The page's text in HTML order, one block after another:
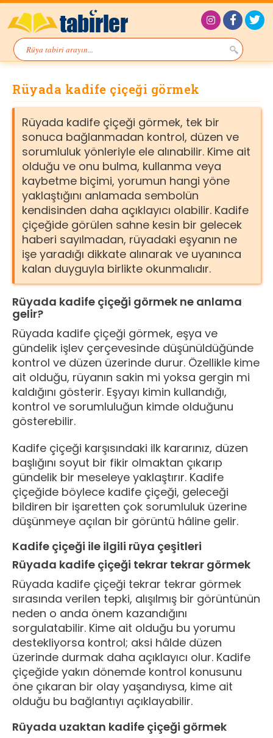
Rüyada kadife çiçeği görmek
Rüyada kadife çiçeği görmek, tek bir
sonuca bağlanmadan kontrol, düzen ve
sorumluluk yönleriyle ele alınabilir. Kime ait
olduğu ve onu bulma, kullanma veya
kaybetme biçimi, yorumun hangi yöne
yaklaştığını anlamada sembolün
kendisinden daha açıklayıcı olabilir. Kadife
çiçeğide görülen sahne kesin bir gelecek
haberi sayılmadan, rüyadaki eşyanın ne
işe yaradığı dikkate alınarak ve uyanınca
kalan duyguyla birlikte okunmalıdır.
Rüyada kadife çiçeği görmek ne anlama
gelir?
Rüyada kadife çiçeği görmek, eşya ve
gündelik işlev çerçevesinde düşünüldüğünde
kontrol ve düzen üzerinde durur. Özellikle kime
ait olduğu, rüyanın sakin mi yoksa gergin mi
kaldığını gösterir. Eşyayı kimin kullandığı,
kontrol ve sorumluluğun kimde olduğunu
gösterebilir.
Kadife çiçeği karşısındaki ilk kararınız, düzen
başlığını soyut bir fikir olmaktan çıkarıp
gündelik bir meseleye yaklaştırır. Kadife
çiçeğide böylece kadife çiçeği, geleceği
bildiren bir işaretten çok sorumluluk üzerine
düşünmeye açılan bir görüntü hâline gelir.
Kadife çiçeği ile ilgili rüya çeşitleri
Rüyada kadife çiçeği tekrar tekrar görmek
Rüyada kadife çiçeği tekrar tekrar görmek
sırasında verilen tepki, alışılmış bir görüntünün
neden o anda önem kazandığını
sorgulatabilir. Kime ait olduğu bu yorumu
destekliyorsa kontrol; aksi hâlde düzen
üzerinde durmak daha açıklayıcı olur. Kadife
çiçeğide yakın dönemde kontrol konusunu
öne çıkaran bir olay yaşandıysa, kime ait
olduğu bu bağlantıyı açıklayabilir.
Rüyada uzaktan kadife çiçeği görmek